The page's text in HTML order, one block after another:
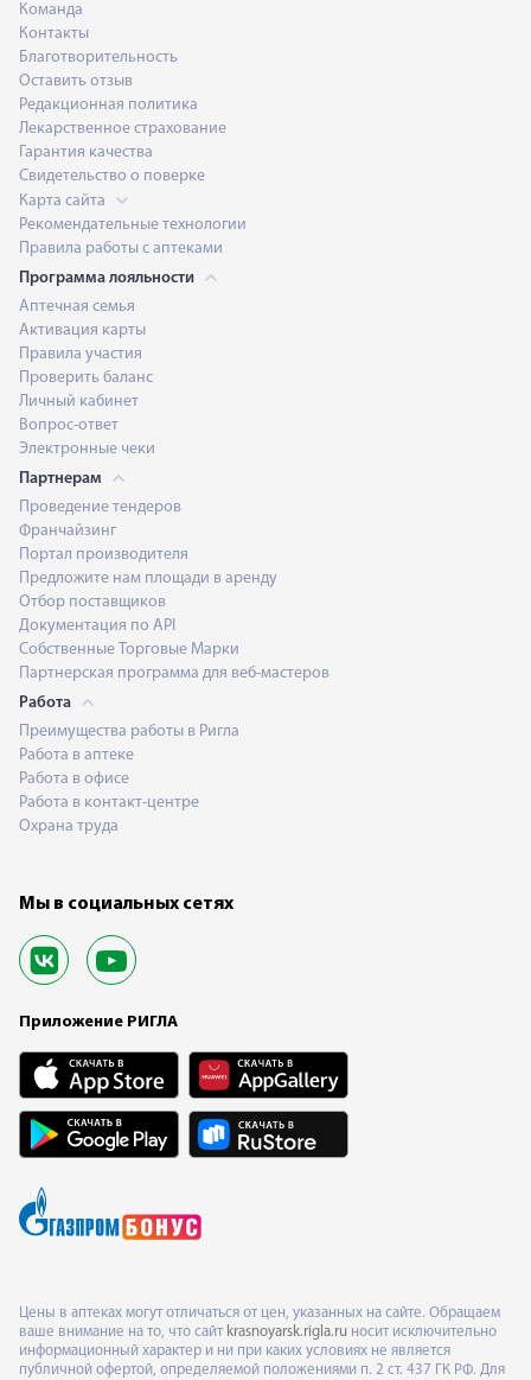
Команда
Контакты
Благотворительность
Оставить отзыв
Редакционная политика
Лекарственное страхование
Гарантия качества
Свидетельство о поверке
Карта сайта
Рекомендательные технологии
Правила работы с аптеками
Программа лояльности
Аптечная семья
Активация карты
Правила участия
Проверить баланс
Личный кабинет
Вопрос-ответ
Электронные чеки
Партнерам
Проведение тендеров
Франчайзинг
Портал производителя
Предложите нам площади в аренду
Отбор поставщиков
Документация по API
Собственные Торговые Марки
Партнерская программа для веб-мастеров
Работа
Преимущества работы в Ригла
Работа в аптеке
Работа в офисе
Работа в контакт-центре
Охрана труда
Мы в социальных сетях
Приложение РИГЛА
Цены в аптеках могут отличаться от цен, указанных на сайте. Обращаем
ваше внимание на то, что сайт krasnoyarsk.rigla.ru носит исключительно
информационный характер и ни при каких условиях не является
публичной офертой, определяемой положениями п. 2 ст. 437 ГК РФ. Для